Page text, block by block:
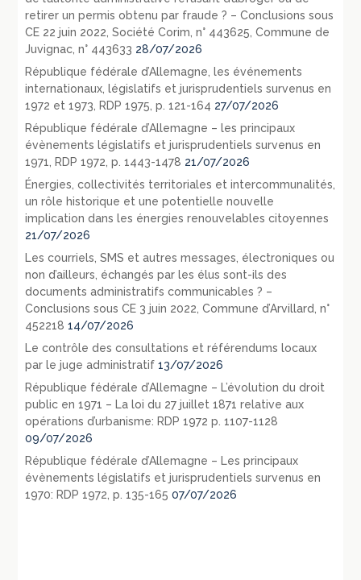
retirer un permis obtenu par fraude ? – Conclusions sous
CE 22 juin 2022, Société Corim, n° 443625, Commune de
Juvignac, n° 443633 28/07/2026
République fédérale d’Allemagne, les événements
internationaux, législatifs et jurisprudentiels survenus en
1972 et 1973, RDP 1975, p. 121-164 27/07/2026
République fédérale d’Allemagne – les principaux
évènements législatifs et jurisprudentiels survenus en
1971, RDP 1972, p. 1443-1478 21/07/2026
Énergies, collectivités territoriales et intercommunalités,
un rôle historique et une potentielle nouvelle
implication dans les énergies renouvelables citoyennes
21/07/2026
Les courriels, SMS et autres messages, électroniques ou
non d’ailleurs, échangés par les élus sont-ils des
documents administratifs communicables ? –
Conclusions sous CE 3 juin 2022, Commune d’Arvillard, n°
452218 14/07/2026
Le contrôle des consultations et référendums locaux
par le juge administratif 13/07/2026
République fédérale d’Allemagne – L’évolution du droit
public en 1971 – La loi du 27 juillet 1871 relative aux
opérations d’urbanisme: RDP 1972 p. 1107-1128
09/07/2026
République fédérale d’Allemagne – Les principaux
évènements législatifs et jurisprudentiels survenus en
1970: RDP 1972, p. 135-165 07/07/2026